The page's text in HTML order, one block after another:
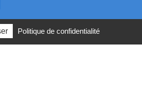
Politique de confidentialité